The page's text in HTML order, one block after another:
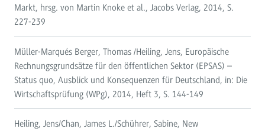
Markt, hrsg. von Martin Knoke et al., Jacobs Verlag, 2014, S.
227-239
Müller-Marqués Berger, Thomas /Heiling, Jens, Europäische
Rechnungsgrundsätze für den öffentlichen Sektor (EPSAS) –
Status quo, Ausblick und Konsequenzen für Deutschland, in: Die
Wirtschaftsprüfung (WPg), 2014, Heft 3, S. 144-149
Heiling, Jens/Chan, James L./Schührer, Sabine, New